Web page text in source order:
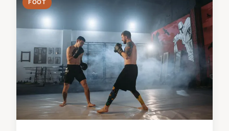
FOOT